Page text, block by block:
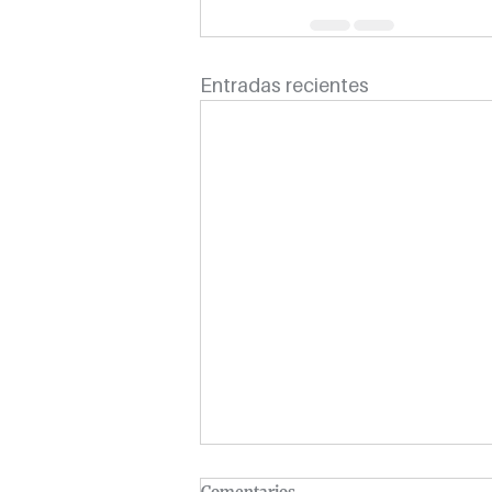
Entradas recientes